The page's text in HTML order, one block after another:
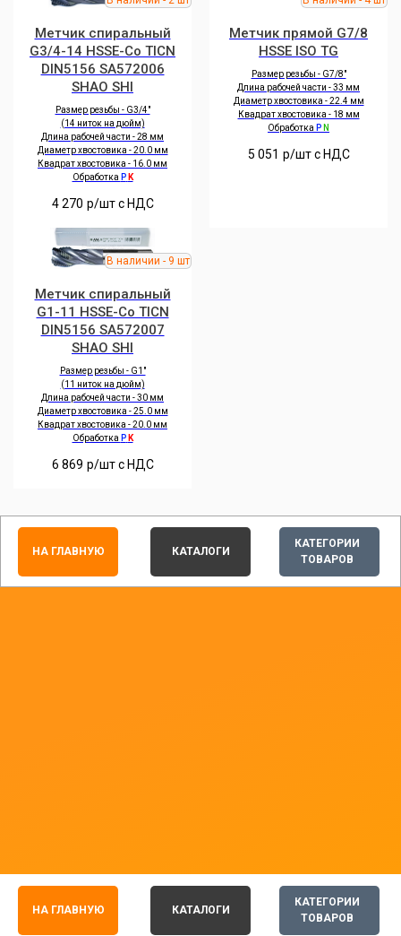
Метчик спиральный
G3/4-14 HSSE-Co TICN
DIN5156 SA572006
SHAO SHI
Размер резьбы - G3/4"
(14 ниток на дюйм)
Длина рабочей части - 28 мм
Диаметр хвостовика - 20.0 мм
Квадрат хвостовика - 16.0 мм
Обработка P K
4 270 р/шт c НДС
Метчик прямой G7/8
HSSE ISO TG
Размер резьбы - G7/8"
Длина рабочей части - 33 мм
Диаметр хвостовика - 22.4 мм
Квадрат хвостовика - 18 мм
Обработка P N
5 051 р/шт c НДС
Метчик спиральный
G1-11 HSSE-Co TICN
DIN5156 SA572007
SHAO SHI
Размер резьбы - G1"
(11 ниток на дюйм)
Длина рабочей части - 30 мм
Диаметр хвостовика - 25.0 мм
Квадрат хвостовика - 20.0 мм
Обработка P K
6 869 р/шт c НДС
КАТЕГОРИИ
ТОВАРОВ
НА ГЛАВНУЮ КАТАЛОГИ
КАТЕГОРИИ
ТОВАРОВ
НА ГЛАВНУЮ КАТАЛОГИ